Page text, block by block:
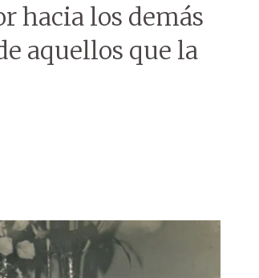
hacia los demás
aquellos que la